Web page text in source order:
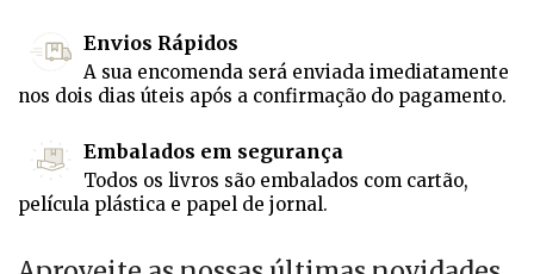
Envios Rápidos
A sua encomenda será enviada imediatamente
nos dois dias úteis após a confirmação do pagamento.
Embalados em segurança
Todos os livros são embalados com cartão,
película plástica e papel de jornal.